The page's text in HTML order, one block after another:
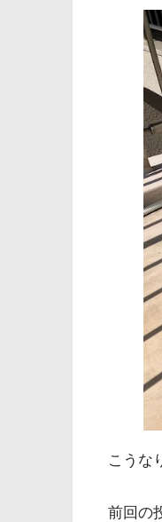
こうな
前回の